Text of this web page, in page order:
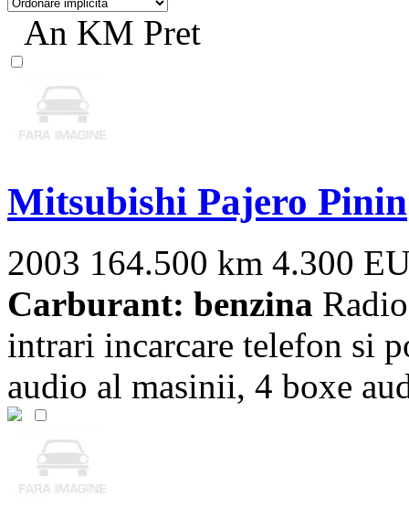
An KM Pret
Mitsubishi Pajero Pinin
2003 164.500 km 4.300
Carburant: benzina
intrari incarcare telefon si
audio al masinii, 4 boxe